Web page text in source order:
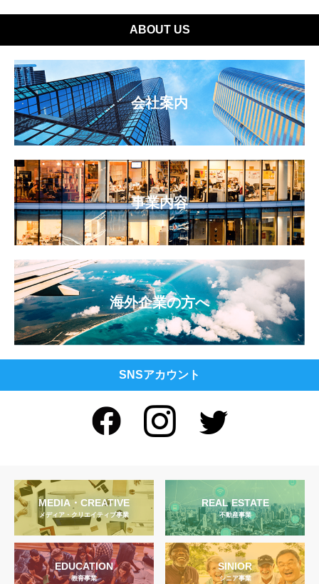
ABOUT US
会社案内
事業内容
海外企業の方へ
SNSアカウント
MEDIA・CREATIVE
メディア・クリエイティブ事業
REAL ESTATE
不動産事業
EDUCATION
教育事業
SINIOR
シニア事業